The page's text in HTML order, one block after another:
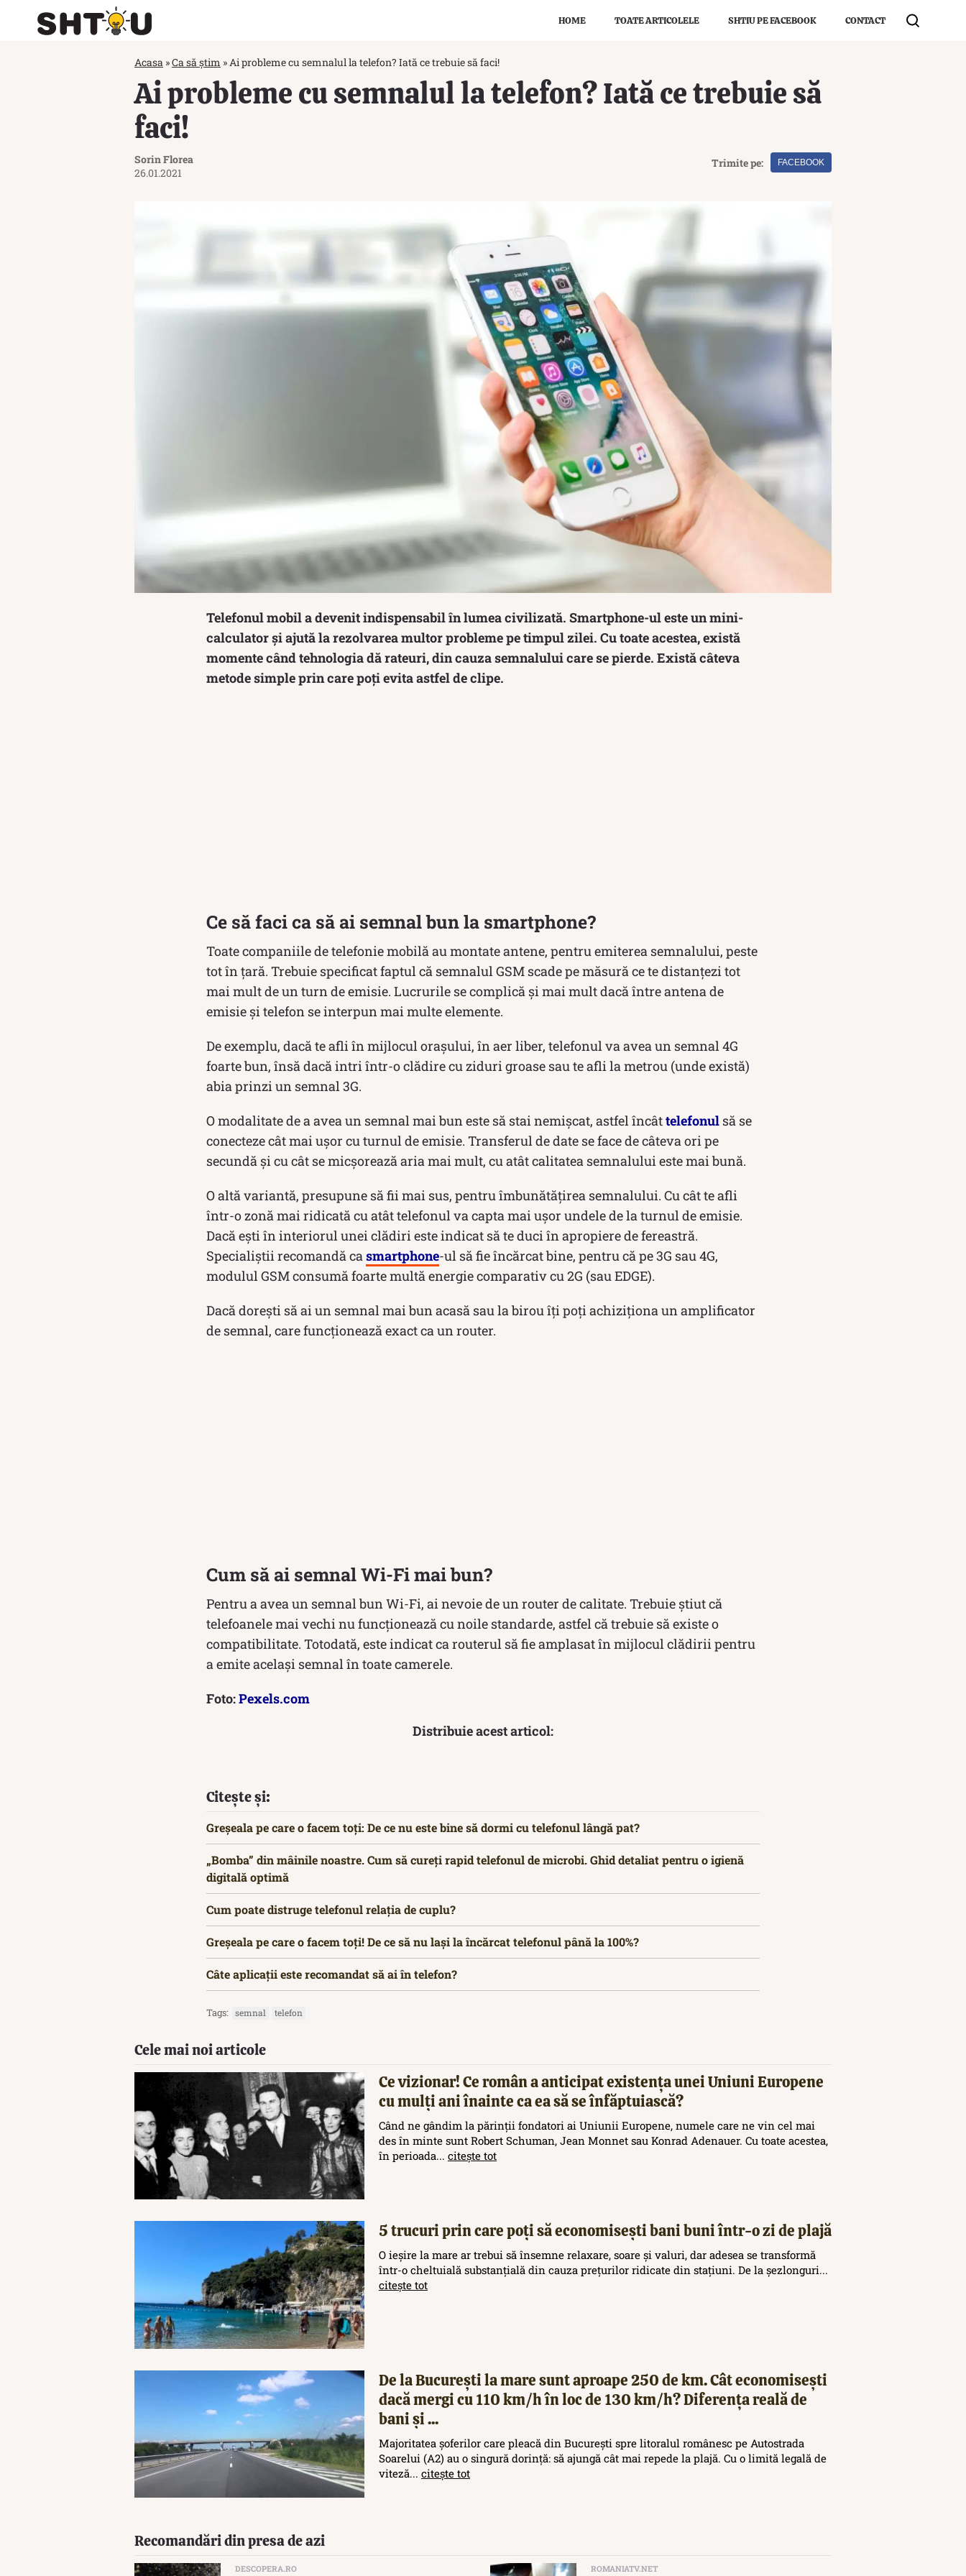
HOME TOATE ARTICOLELE SHTIU PE FACEBOOK CONTACT
Acasa »Ca să știm »Ai probleme cu semnalul la telefon? Iată ce trebuie să faci!
Ai probleme cu semnalul la telefon? Iată ce trebuie să
faci!
Sorin Florea
26.01.2021
Trimite pe: FACEBOOK
Telefonul mobil a devenit indispensabil în lumea civilizată. Smartphone-ul este un mini-
calculator și ajută la rezolvarea multor probleme pe timpul zilei. Cu toate acestea, există
momente când tehnologia dă rateuri, din cauza semnalului care se pierde. Există câteva
metode simple prin care poți evita astfel de clipe.
Ce să faci ca să ai semnal bun la smartphone?
Toate companiile de telefonie mobilă au montate antene, pentru emiterea semnalului, peste
tot în țară. Trebuie specificat faptul că semnalul GSM scade pe măsură ce te distanțezi tot
mai mult de un turn de emisie. Lucrurile se complică și mai mult dacă între antena de
emisie și telefon se interpun mai multe elemente.
De exemplu, dacă te afli în mijlocul orașului, în aer liber, telefonul va avea un semnal 4G
foarte bun, însă dacă intri într-o clădire cu ziduri groase sau te afli la metrou (unde există)
abia prinzi un semnal 3G.
O modalitate de a avea un semnal mai bun este să stai nemișcat, astfel încâttelefonul să se
conecteze cât mai ușor cu turnul de emisie. Transferul de date se face de câteva ori pe
secundă și cu cât se micșorează aria mai mult, cu atât calitatea semnalului este mai bună.
O altă variantă, presupune să fii mai sus, pentru îmbunătățirea semnalului. Cu cât te afli
într-o zonă mai ridicată cu atât telefonul va capta mai ușor undele de la turnul de emisie.
Dacă ești în interiorul unei clădiri este indicat să te duci în apropiere de fereastră.
Specialiștii recomandă casmartphone-ul să fie încărcat bine, pentru că pe 3G sau 4G,
modulul GSM consumă foarte multă energie comparativ cu 2G (sau EDGE).
Dacă dorești să ai un semnal mai bun acasă sau la birou îți poți achiziționa un amplificator
de semnal, care funcționează exact ca un router.
Cum să ai semnal Wi-Fi mai bun?
Pentru a avea un semnal bun Wi-Fi, ai nevoie de un router de calitate. Trebuie știut că
telefoanele mai vechi nu funcționează cu noile standarde, astfel că trebuie să existe o
compatibilitate. Totodată, este indicat ca routerul să fie amplasat în mijlocul clădirii pentru
a emite același semnal în toate camerele.
Foto:Pexels.com
Distribuie acest articol:
Citește și:
Greșeala pe care o facem toți: De ce nu este bine să dormi cu telefonul lângă pat?
„Bomba” din mâinile noastre. Cum să cureți rapid telefonul de microbi. Ghid detaliat pentru o igienă
digitală optimă
Cum poate distruge telefonul relația de cuplu?
Greșeala pe care o facem toți! De ce să nu lași la încărcat telefonul până la 100%?
Câte aplicații este recomandat să ai în telefon?
Tags: semnal telefon
Cele mai noi articole
Ce vizionar! Ce român a anticipat existența unei Uniuni Europene
cu mulți ani înainte ca ea să se înfăptuiască?
Când ne gândim la părinții fondatori ai Uniunii Europene, numele care ne vin cel mai
des în minte sunt Robert Schuman, Jean Monnet sau Konrad Adenauer. Cu toate acestea,
în perioada... citește tot
5 trucuri prin care poți să economisești bani buni într-o zi de plajă
O ieșire la mare ar trebui să însemne relaxare, soare și valuri, dar adesea se transformă
într-o cheltuială substanțială din cauza prețurilor ridicate din stațiuni. De la șezlonguri...
citește tot
De la București la mare sunt aproape 250 de km. Cât economisești
dacă mergi cu 110 km/h în loc de 130 km/h? Diferența reală de
bani și ...
Majoritatea șoferilor care pleacă din București spre litoralul românesc pe Autostrada
Soarelui (A2) au o singură dorință: să ajungă cât mai repede la plajă. Cu o limită legală de
viteză... citește tot
Recomandări din presa de azi
DESCOPERA.RO ROMANIATV.NET